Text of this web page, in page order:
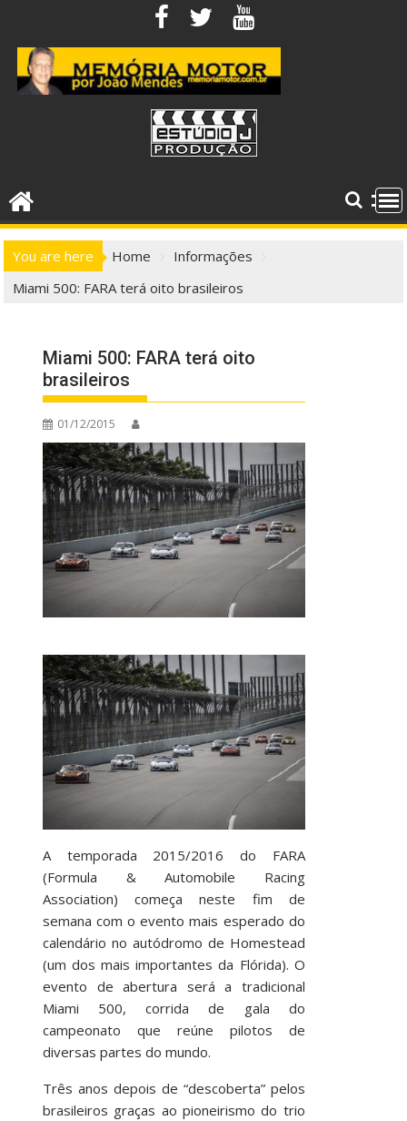
content
You are here Home
Informações
Miami 500: FARA terá oito brasileiros
Miami 500: FARA terá oito
brasileiros
01/12/2015
A temporada 2015/2016 do FARA
(Formula & Automobile Racing
Association) começa neste fim de
semana com o evento mais esperado do
calendário no autódromo de Homestead
(um dos mais importantes da Flórida). O
evento de abertura será a tradicional
Miami 500, corrida de gala do
campeonato que reúne pilotos de
diversas partes do mundo.
Três anos depois de “descoberta” pelos
brasileiros graças ao pioneirismo do trio